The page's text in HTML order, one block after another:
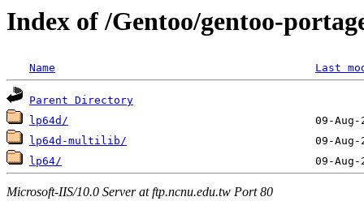
Index of /Gentoo/gentoo-
Name Last
Parent Directory
lp64d/
lp64d-multilib/
lp64/
Microsoft-IIS/10.0 Server at ftp.ncnu.edu.tw Port 80